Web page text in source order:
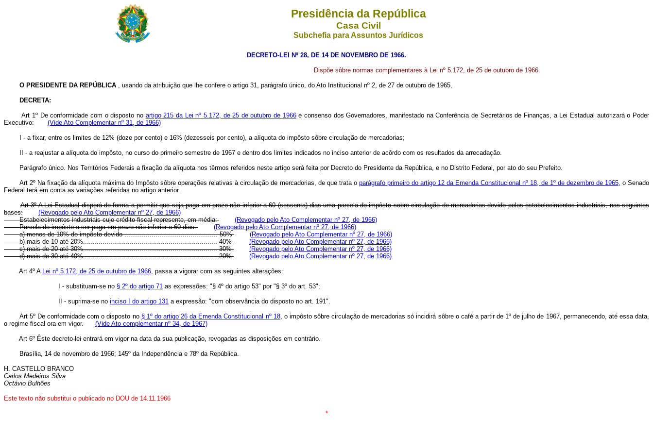
Presidência da República
Casa Civil
Subchefia para Assuntos Jurídicos
DECRETO-LEI Nº 28, DE 14 DE NOVEMBRO DE 1966.
Dispõe sôbre normas complementares à Lei nº 5.172, de 25 de outubro de 1966.
O PRESIDENTE DA REPÚBLICA , usando da atribuição que lhe confere o artigo 31, parágrafo único, do Ato Institucional nº 2, de 27 de outubro de 1965,
DECRETA:
Art 1º De conformidade com o disposto no artigo 215 da Lei nº 5.172, de 25 de outubro de 1966e consenso dos Governadores, manifestado na Conferência de Secretários de Finanças, a Lei Estadual autorizará o Poder
Executivo: (Vide Ato Complementar nº 31, de 1966)
I - a fixar, entre os limites de 12% (doze por cento) e 16% (dezesseis por cento), a alíquota do impôsto sôbre circulação de mercadorias;
II - a reajustar a alíquota do impôsto, no curso do primeiro semestre de 1967 e dentro dos limites indicados no inciso anterior de acôrdo com os resultados da arrecadação.
Parágrafo único. Nos Territórios Federais a fixação da alíquota nos têrmos referidos neste artigo será feita por Decreto do Presidente da República, e no Distrito Federal, por ato do seu Prefeito.
Art 2º Na fixação da alíquota máxima do Impôsto sôbre operações relativas à circulação de mercadorias, de que trata o parágrafo primeiro do artigo 12 da Emenda Constitucional nº 18, de 1º de dezembro de 1965, o Senado
Federal terá em conta as variações referidas no artigo anterior.
Art 3º A Lei Estadual disporá de forma a permitir que seja paga em prazo não inferior a 60 (sessenta) dias uma parcela do impôsto sobre circulação de mercadorias devido pelos estabelecimentos industriais, nas seguintes
bases:
(Revogado pelo Ato Complementar nº 27, de 1966)
Estabelecimentos industriais cujo crédito fiscal represente, em média:
(Revogado pelo Ato Complementar nº 27, de 1966)
Parcela do impôsto a ser paga em prazo não inferior a 60 dias.
(Revogado pelo Ato Complementar nº 27, de 1966)
a) menos de 10% do impôsto devido ................................................ 50%
(Revogado pelo Ato Complementar nº 27, de 1966)
b) mais de 10 até 20%..................................................................... 40%
(Revogado pelo Ato Complementar nº 27, de 1966)
c) mais de 20 até 30%..................................................................... 30%
(Revogado pelo Ato Complementar nº 27, de 1966)
d) mais de 30 até 40%..................................................................... 20%
(Revogado pelo Ato Complementar nº 27, de 1966)
Art 4º A Lei nº 5.172, de 25 de outubro de 1966, passa a vigorar com as seguintes alterações:
I - substituam-se no § 2º do artigo 71 as expressões: "§ 4º do artigo 53" por "§ 3º do art. 53";
II - suprima-se no inciso I do artigo 131 a expressão: "com observância do disposto no art. 191".
Art 5º De conformidade com o disposto no § 1º do artigo 26 da Emenda Constitucional nº 18, o impôsto sôbre circulação de mercadorias só incidirá sôbre o café a partir de 1º de julho de 1967, permanecendo, até essa data,
o regime fiscal ora em vigor. (Vide Ato complementar nº 34, de 1967)
Art 6º Êste decreto-lei entrará em vigor na data da sua publicação, revogadas as disposições em contrário.
Brasília, 14 de novembro de 1966; 145º da Independência e 78º da República.
H. CASTELLO BRANCO
Carlos Medeiros Silva
Octávio Bulhões
Este texto não substitui o publicado no DOU de 14.11.1966
*